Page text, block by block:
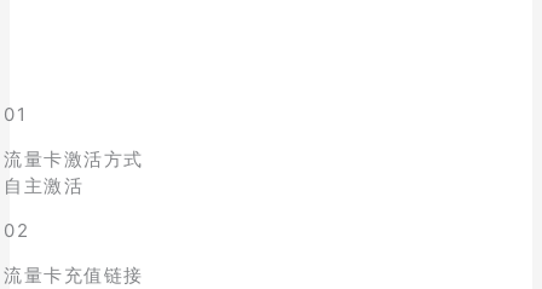
01
流量卡激活方式
自主激活
02
流量卡充值链接